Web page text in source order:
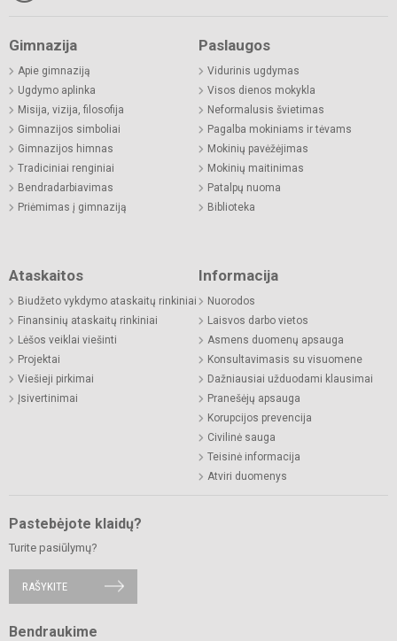
Gimnazija
Apie gimnaziją
Ugdymo aplinka
Misija, vizija, filosofija
Gimnazijos simboliai
Gimnazijos himnas
Tradiciniai renginiai
Bendradarbiavimas
Priėmimas į gimnaziją
Paslaugos
Vidurinis ugdymas
Visos dienos mokykla
Neformalusis švietimas
Pagalba mokiniams ir tėvams
Mokinių pavėžėjimas
Mokinių maitinimas
Patalpų nuoma
Biblioteka
Ataskaitos
Biudžeto vykdymo ataskaitų rinkiniai
Finansinių ataskaitų rinkiniai
Lėšos veiklai viešinti
Projektai
Viešieji pirkimai
Įsivertinimai
Informacija
Nuorodos
Laisvos darbo vietos
Asmens duomenų apsauga
Konsultavimasis su visuomene
Dažniausiai užduodami klausimai
Pranešėjų apsauga
Korupcijos prevencija
Civilinė sauga
Teisinė informacija
Atviri duomenys
Pastebėjote klaidų?
Turite pasiūlymų?
RAŠYKITE
Bendraukime